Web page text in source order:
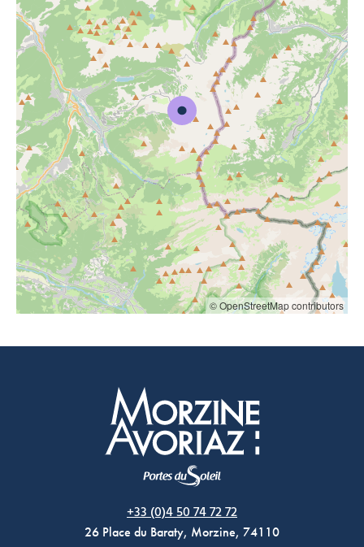
© OpenStreetMap contributors
+33 (0)4 50 74 72 72
26 Place du Baraty, Morzine, 74110